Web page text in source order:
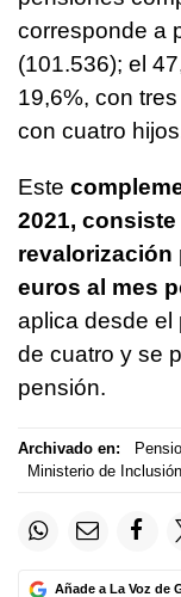
corresponde a
(101.536); el
19,6%, con
con cuatro
Este
2021,
revalorización
euros al mes
aplica desde el
de cuatro y se
pensión.
Archivado en:
Ministerio de
Añade a La Voz de